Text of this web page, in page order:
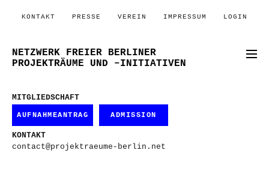
KONTAKT PRESSE VEREIN IMPRESSUM LOGIN
NETZWERK FREIER BERLINER
PROJEKTRÄUME UND –INITIATIVEN
MITGLIEDSCHAFT
AUFNAHMEANTRAG ADMISSION
KONTAKT
contact@projektraeume-berlin.net